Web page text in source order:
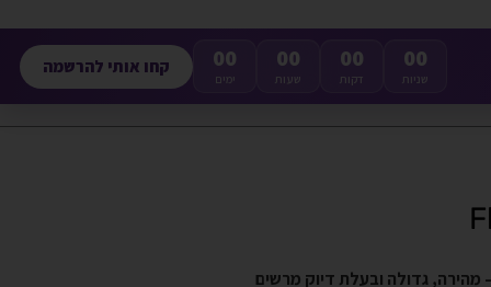
00
ימים
00
שעות
00
דקות
00
שניות
קחו אותי להרשמה